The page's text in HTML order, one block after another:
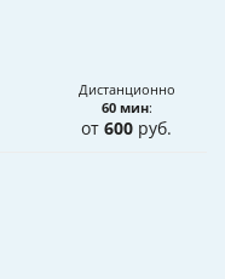
Дистанционно
60 мин:
от600 руб.